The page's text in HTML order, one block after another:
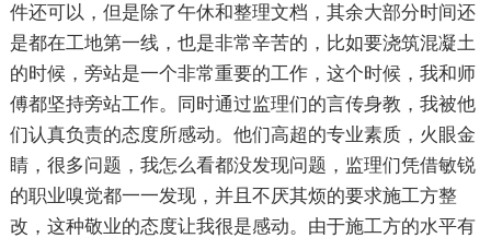
件还可以，但是除了午休和整理文档，其余大部分时间还
是都在工地第一线，也是非常辛苦的，比如要浇筑混凝土
的时候，旁站是一个非常重要的工作，这个时候，我和师
傅都坚持旁站工作。同时通过监理们的言传身教，我被他
们认真负责的态度所感动。他们高超的专业素质，火眼金
睛，很多问题，我怎么看都没发现问题，监理们凭借敏锐
的职业嗅觉都一一发现，并且不厌其烦的要求施工方整
改，这种敬业的态度让我很是感动。由于施工方的水平有